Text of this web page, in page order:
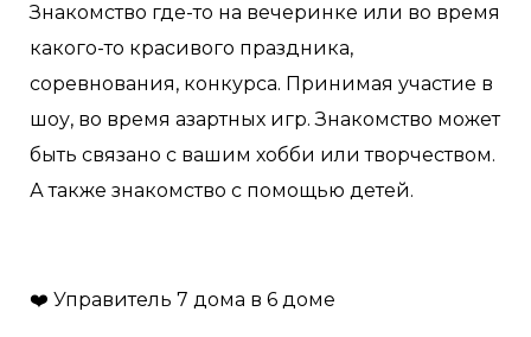
Знакомство где-то на вечеринке или во время
какого-то красивого праздника,
соревнования, конкурса. Принимая участие в
шоу, во время азартных игр. Знакомство может
быть связано с вашим хобби или творчеством.
А также знакомство с помощью детей.
❤️ Управитель 7 дома в 6 доме